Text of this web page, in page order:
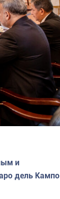
и
дель Кампо